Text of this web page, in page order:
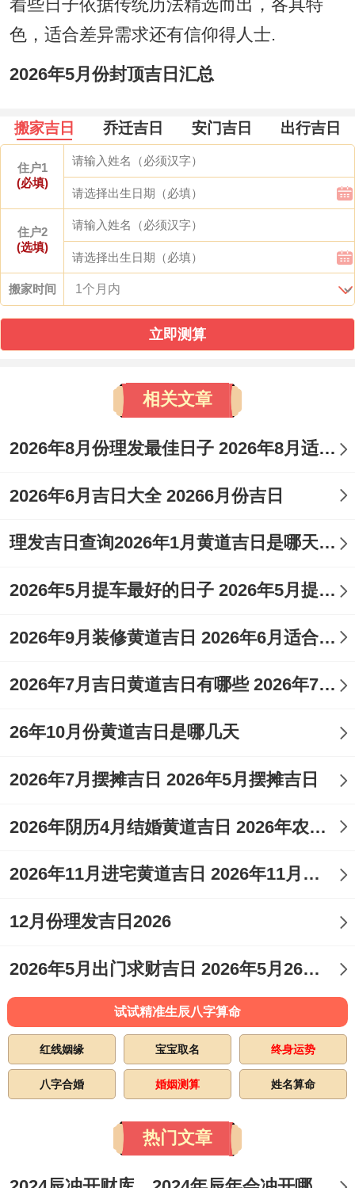
着些日子依据传统历法精选而出，各具特
色，适合差异需求还有信仰得人士.
2026年5月份封顶吉日汇总
搬家吉日 乔迁吉日 安门吉日 出行吉日
住户1
(必填)
住户2
(选填)
搬家时间
立即测算
相关文章
2026年8月份理发最佳日子 2026年8月适合理发的时间
2026年6月吉日大全 20266月份吉日
理发吉日查询2026年1月黄道吉日是哪天 理发吉日查询2026年9月黄道吉日
2026年5月提车最好的日子 2026年5月提车那天日子好
2026年9月装修黄道吉日 2026年6月适合装修的黄道吉日
2026年7月吉日黄道吉日有哪些 2026年7月26日黄道吉日吉时
26年10月份黄道吉日是哪几天
2026年7月摆摊吉日 2026年5月摆摊吉日
2026年阴历4月结婚黄道吉日 2026年农历四月十六结婚好吗
2026年11月进宅黄道吉日 2026年11月进宅方向与吉日
12月份理发吉日2026
2026年5月出门求财吉日 2026年5月26日出门好不好
试试精准生辰八字算命
红线姻缘 宝宝取名 终身运势
八字合婚 婚姻测算 姓名算命
热门文章